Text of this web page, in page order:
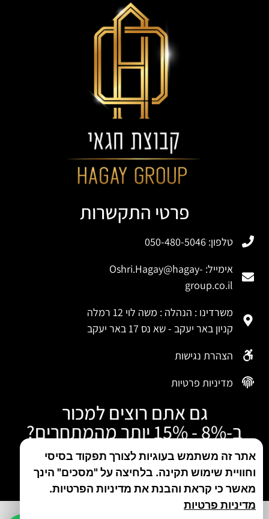
פרטי התקשרות
טלפון: 050-480-5046
אימייל:Oshri.Hagay@hagay-
group.co.il
משרדינו : הנהלה : משה לוי 12 רמלה
קניון באר יעקב - שא נס 17 באר יעקב
הצהרת נגישות
מדיניות פרטיות
גם אתם רוצים למכור
ב-8% - 15% יותר מהמתחרים?
התקשרו עכשיו
טלפון: 050-480-5046
אתר זה משתמש בעוגיות לצורך תפקוד בסיסי
וחוויית שימוש תקינה. בלחיצה על "מסכים" הינך
מאשר כי קראת והבנת את מדיניות הפרטיות.
מדיניות פרטיות